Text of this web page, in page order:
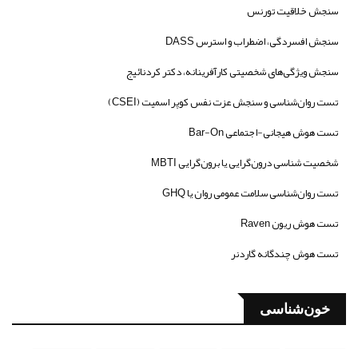
سنجش خلاقیت تورنس
سنجش افسردگی، اضطراب و استرس DASS
سنجش ویژگی‌های شخصیتی کارآفرینانه، دکتر کردنائیج
تست روان‌شناسی و سنجش عزت نفس کوپر اسمیت (CSEI)
تست هوش هیجانی-اجتماعی Bar-On
شخصیت شناسی درون‌گرایی یا برون‌گرایی MBTI
تست روان‌شناسی سلامت عمومی روان یا GHQ
تست هوش ریون Raven
تست هوش چندگانه گاردنر
خون‌شناسی